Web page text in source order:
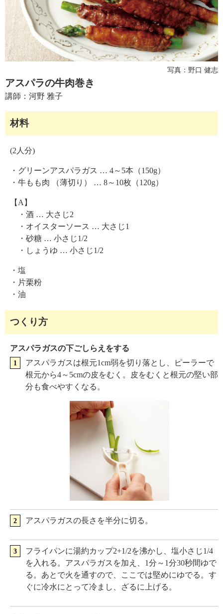
な
の
き
ょ
う
の
写真：野口 健志
アスパラの牛肉巻き
講師： 河野 雅子
材料
(2人分)
・グリーンアスパラガス … 4～5本（150g）
・牛もも肉 （薄切り） … 8～10枚（120g）
【A】
・酒 … 大さじ2
・オイスターソース … 大さじ1
・砂糖 … 小さじ1/2
・しょうゆ … 小さじ1/2
・塩
・片栗粉
・油
つくり方
アスパラガスの下ごしらえをする
アスパラガスは根元1cm弱を切り落とし、ピーラーで
根元から4～5cmの皮をむく。皮をむくと根元の堅い部
分も食べやすくなる。
アスパラガスの長さを半分に切る。
フライパンに湯約カップ2+1/2を沸かし、塩小さじ1/4
を入れる。アスパラガスを加え、1分～1分30秒間ゆで
る。あとで火を通すので、ここでは堅めにゆでる。す
ぐに冷水にとって冷まし、ざるに上げる。